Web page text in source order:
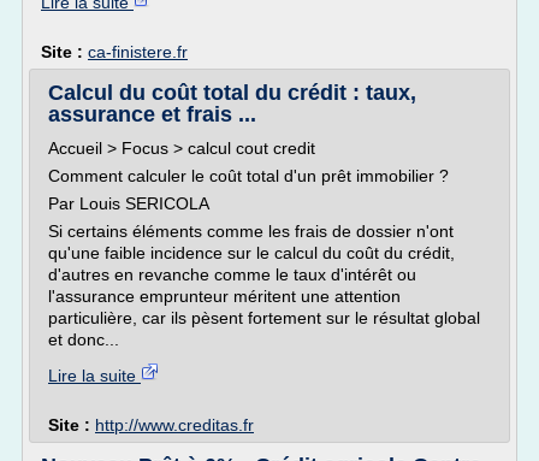
Site : ca-finistere.fr
Calcul du coût total du crédit : taux,
assurance et frais ...
Accueil > Focus > calcul cout credit
Comment calculer le coût total d'un prêt immobilier ?
Par Louis SERICOLA
Si certains éléments comme les frais de dossier n'ont
qu'une faible incidence sur le calcul du coût du crédit,
d'autres en revanche comme le taux d'intérêt ou
l'assurance emprunteur méritent une attention
particulière, car ils pèsent fortement sur le résultat global
et donc...
Lire la suite
Site : http://www.creditas.fr